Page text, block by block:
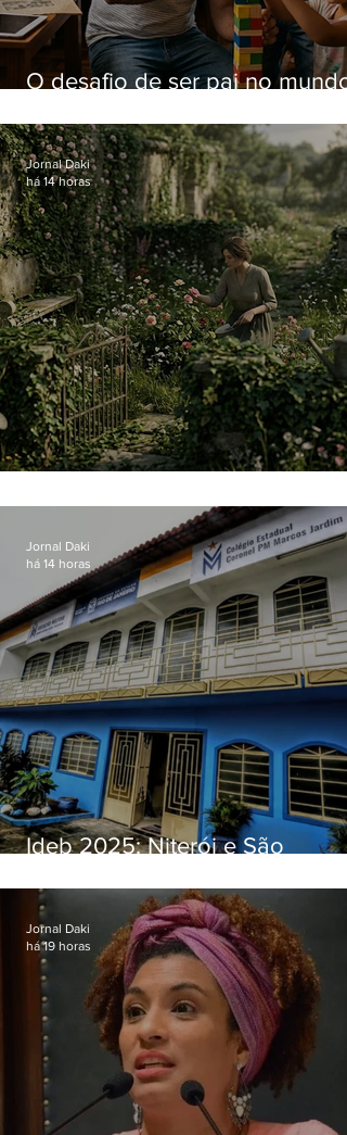
O desafio de ser pai no mundo
Jornal Daki
há 14 horas
Ideb 2025: Niterói e São
distintos no ensino médio; veja
Jornal Daki
há 14 horas
Jornal Daki
há 19 horas